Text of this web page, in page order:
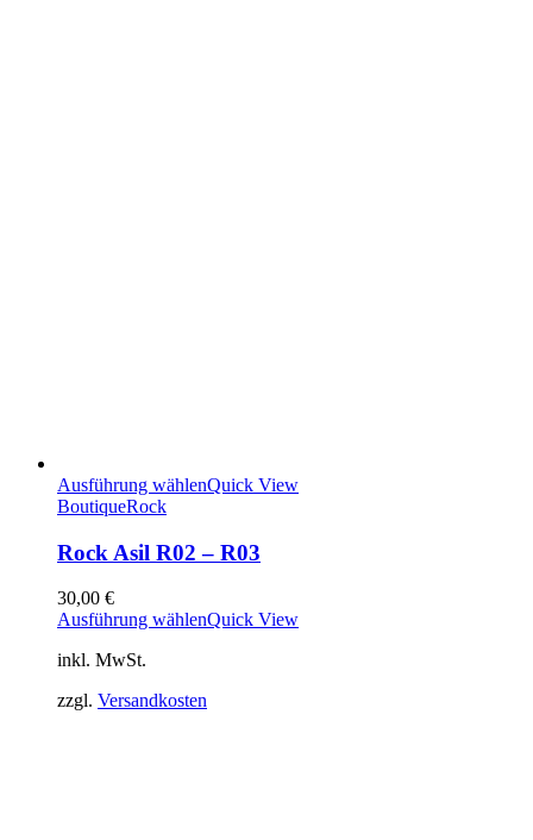
Ausführung wählenQuick View
BoutiqueRock
Rock Asil R02 – R03
30,00 €
Ausführung wählenQuick View
inkl. MwSt.
zzgl. Versandkosten